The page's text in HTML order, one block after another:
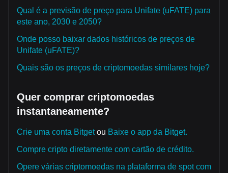
Qual é a previsão de preço para Unifate (uFATE) para
este ano, 2030 e 2050?
Onde posso baixar dados históricos de preços de
Unifate (uFATE)?
Quais são os preços de criptomoedas similares hoje?
Quer comprar criptomoedas
instantaneamente?
Crie uma conta Bitgetou Baixe o app da Bitget.
Compre cripto diretamente com cartão de crédito.
Opere várias criptomoedas na plataforma de spot com